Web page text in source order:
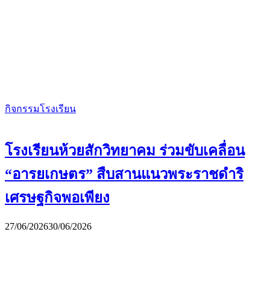
กิจกรรมโรงเรียน
โรงเรียนห้วยสักวิทยาคม ร่วมขับเคลื่อน
“อารยเกษตร” สืบสานแนวพระราชดำริ
เศรษฐกิจพอเพียง
27/06/202630/06/2026